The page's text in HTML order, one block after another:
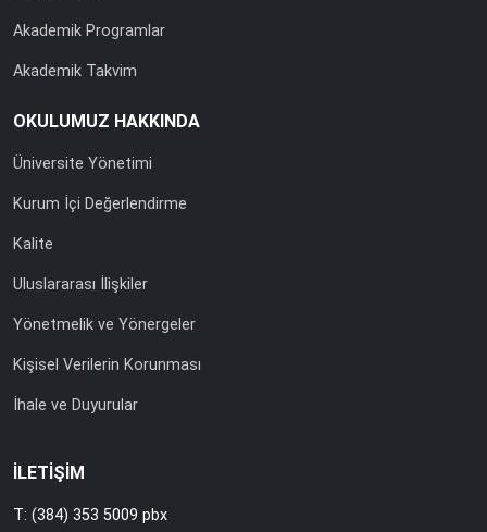
Akademik Programlar
Akademik Takvim
OKULUMUZ HAKKINDA
Üniversite Yönetimi
Kurum İçi Değerlendirme
Kalite
Uluslararası İlişkiler
Yönetmelik ve Yönergeler
Kişisel Verilerin Korunması
İhale ve Duyurular
İLETİŞİM
T: (384) 353 5009 pbx